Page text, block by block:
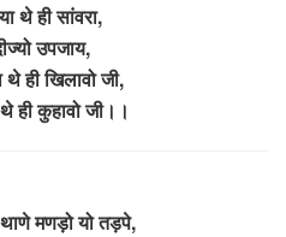
थे ही सांवरा,
उपजाय,
ही खिलावो जी,
ही कुहावो जी।।
मणड़ो यो तड़पे,